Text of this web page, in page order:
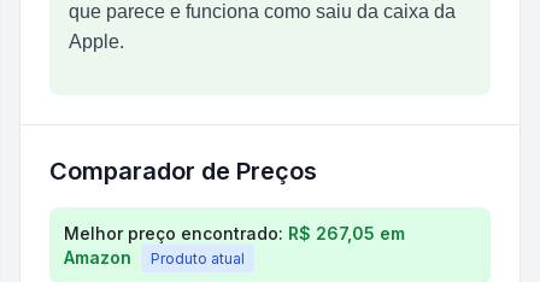
que parece e funciona como saiu da caixa da
Apple.
Comparador de Preços
Comparação de preços para Substituição de vidro
Melhor preço encontrado: R$ 267,05 em
Amazon
Produto atual